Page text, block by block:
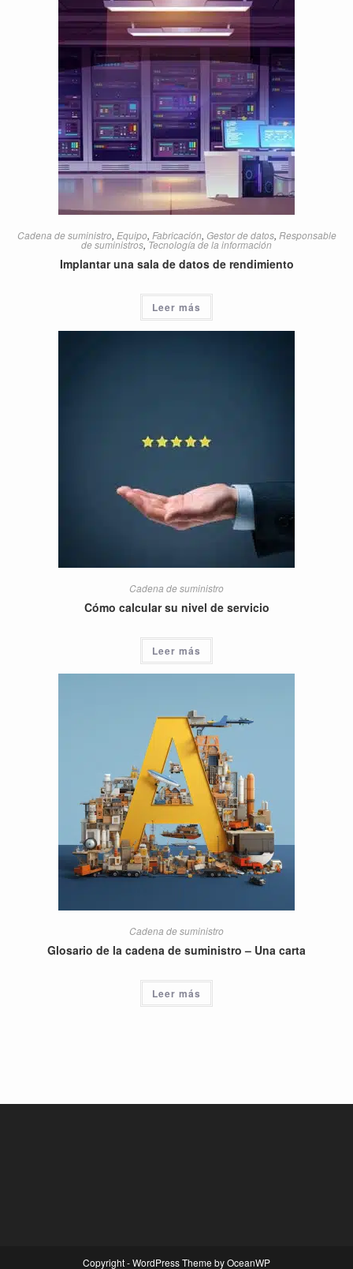
Cadena de suministro, Equipo, Fabricación, Gestor de datos, Responsable
de suministros,Tecnología de la información
Implantar una sala de datos de rendimiento
Leer más
Cadena de suministro
Cómo calcular su nivel de servicio
Leer más
Cadena de suministro
Glosario de la cadena de suministro – Una carta
Leer más
Copyright - WordPress Theme by OceanWP